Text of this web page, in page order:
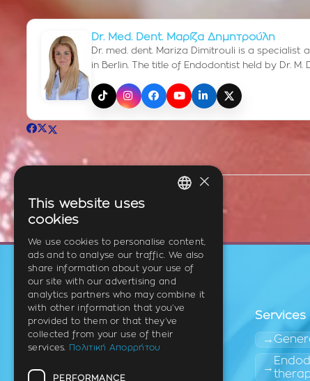
Dr. Med. Dent. Μαρίζα Δημητρούλη
Dr. med. dent. Mariza Dimitrouli is a
in Berlin. The title of Endodontist held by Dr.
TikTokInstagramFacebookYouTubeLinkedInX (Twitter)
Services
ENGLISH
GERMAN
×
This website uses
cookies
We use cookies to personalise content,
ads and to analyse our traffic. We also
share information about your use of
our site with our advertising and
analytics partners who may combine it
with other information that you’ve
provided to them or that they’ve
collected from your use of their
services.
Πολιτική Απορρήτου
PERFORMANCE